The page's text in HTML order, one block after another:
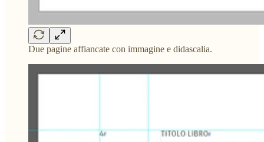
Due pagine affiancate con immagine e didascalia.